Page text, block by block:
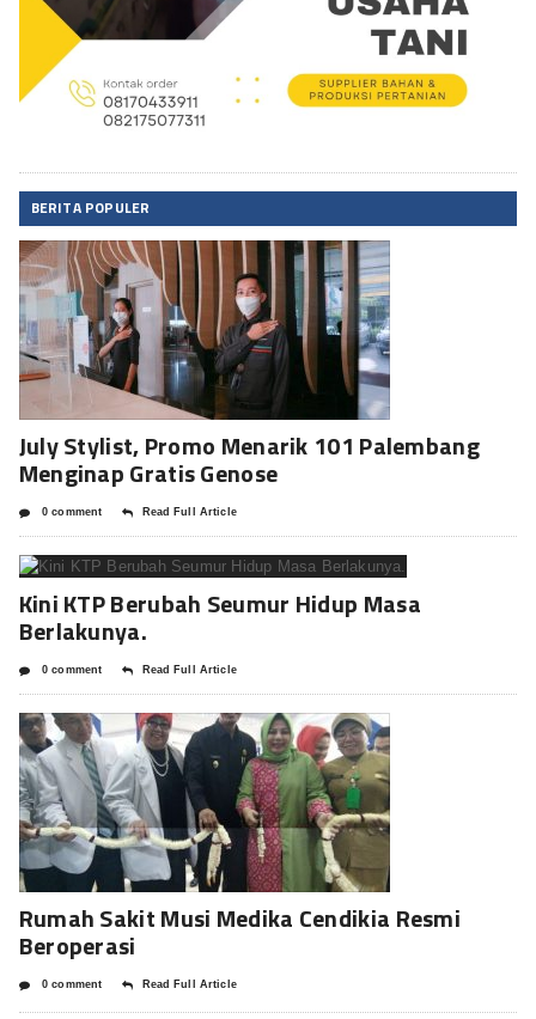
BERITA POPULER
July Stylist, Promo Menarik 101 Palembang
Menginap Gratis Genose
0 comment Read Full Article
Kini KTP Berubah Seumur Hidup Masa
Berlakunya.
0 comment Read Full Article
Rumah Sakit Musi Medika Cendikia Resmi
Beroperasi
0 comment Read Full Article